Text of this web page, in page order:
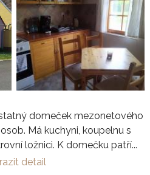
domeček mezonetového
Má kuchyni, koupelnu s
ložnici. K domečku patří...
detail